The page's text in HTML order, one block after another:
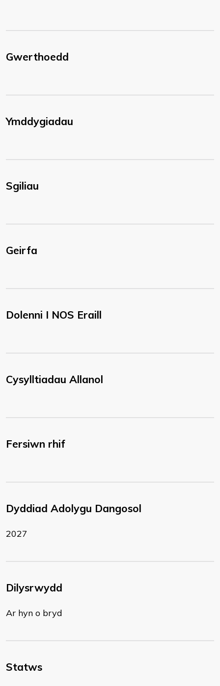
Gwerthoedd
Ymddygiadau
Sgiliau
Geirfa
Dolenni I NOS Eraill
Cysylltiadau Allanol
Fersiwn rhif
Dyddiad Adolygu Dangosol
2027
Dilysrwydd
Ar hyn o bryd
Statws